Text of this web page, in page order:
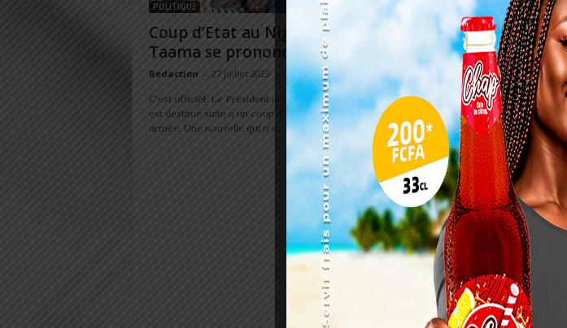
POLITIQUE
Coup d’Etat au Niger: Gerry
Taama se prononce
Redaction - 27 juillet 2023 0
C'est officiel. Le Président de la République du Niger
est destitué suite à un coup d'Etat perpétré par son
armée. Une nouvelle qui n'a...